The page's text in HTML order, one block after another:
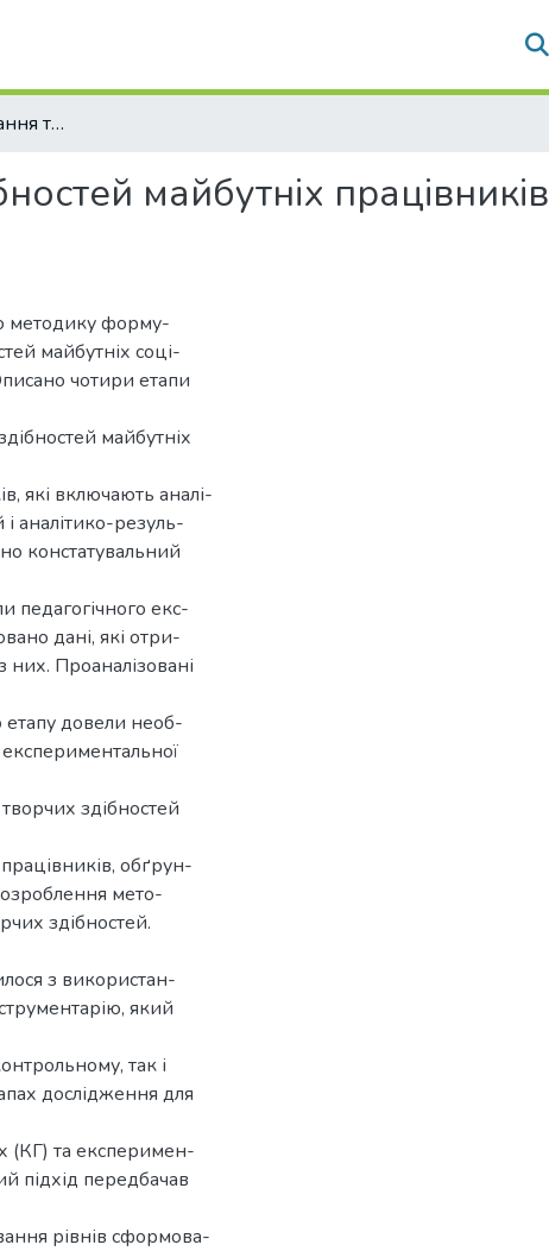
Методика формування творчих здібностей майбутніх працівників соціальної сфери
майбутніх працівників
методику форму-
майбутніх соці-
чотири етапи
майбутніх
які включають аналі-
аналітико-резуль-
констатувальний
педагогічного екс-
дані, які отри-
них. Проаналізовані
етапу довели необ-
експериментальної
здібностей
обґрун-
мето-
здібностей.
з використан-
який
так і
дослідження для
(КГ) та експеримен-
підхід передбачав
рівнів сформова-